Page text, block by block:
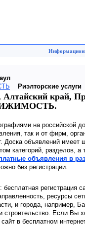
Риэлторские услуги
Алтайский край,
на российской
так и от фирм,
Доска объявлений
категорий, разделов,
объявления в
без регистрации.
бесплатная регистрация
ресурсы
и города, например,
Если Вы
в бесплатном